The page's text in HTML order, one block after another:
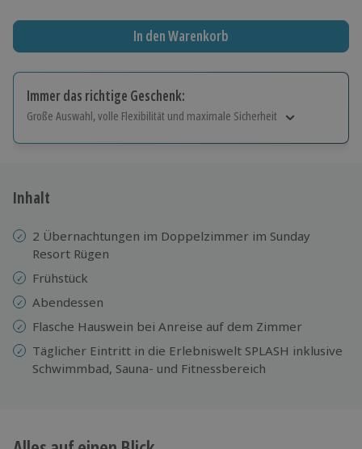
In den Warenkorb
Immer das richtige Geschenk:
Große Auswahl, volle Flexibilität und maximale Sicherheit
Jeder Gutschein für alle Erlebnisse einlösbar.
10 Jahre gültig & verlängerbar.
Inhalt
2 Übernachtungen im Doppelzimmer im Sunday
Resort Rügen
Frühstück
Abendessen
Flasche Hauswein bei Anreise auf dem Zimmer
Täglicher Eintritt in die Erlebniswelt SPLASH inklusive
Schwimmbad, Sauna- und Fitnessbereich